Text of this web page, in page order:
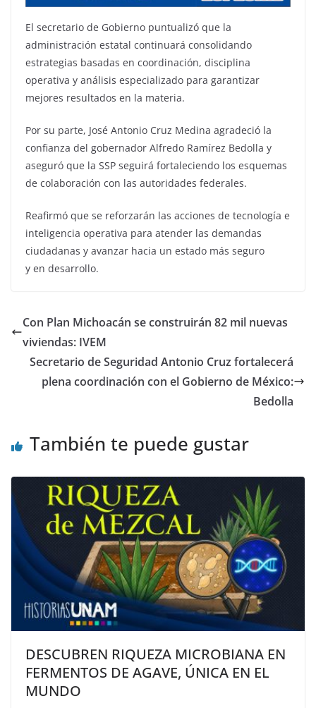
El secretario de Gobierno puntualizó que la
administración estatal continuará consolidando
estrategias basadas en coordinación, disciplina
operativa y análisis especializado para garantizar
mejores resultados en la materia.
Por su parte, José Antonio Cruz Medina agradeció la
confianza del gobernador Alfredo Ramírez Bedolla y
aseguró que la SSP seguirá fortaleciendo los esquemas
de colaboración con las autoridades federales.
Reafirmó que se reforzarán las acciones de tecnología e
inteligencia operativa para atender las demandas
ciudadanas y avanzar hacia un estado más seguro
y en desarrollo.
Con Plan Michoacán se construirán 82 mil nuevas
viviendas: IVEM
Secretario de Seguridad Antonio Cruz fortalecerá
plena coordinación con el Gobierno de México:
Bedolla
También te puede gustar
DESCUBREN RIQUEZA MICROBIANA EN
FERMENTOS DE AGAVE, ÚNICA EN EL
MUNDO